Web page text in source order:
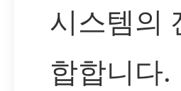
시스템의
합합니다.